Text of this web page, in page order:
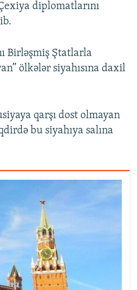
diplomatlarını
Birləşmiş Ştatlarla
ölkələr siyahısına daxil
qarşı dost olmayan
bu siyahıya salına